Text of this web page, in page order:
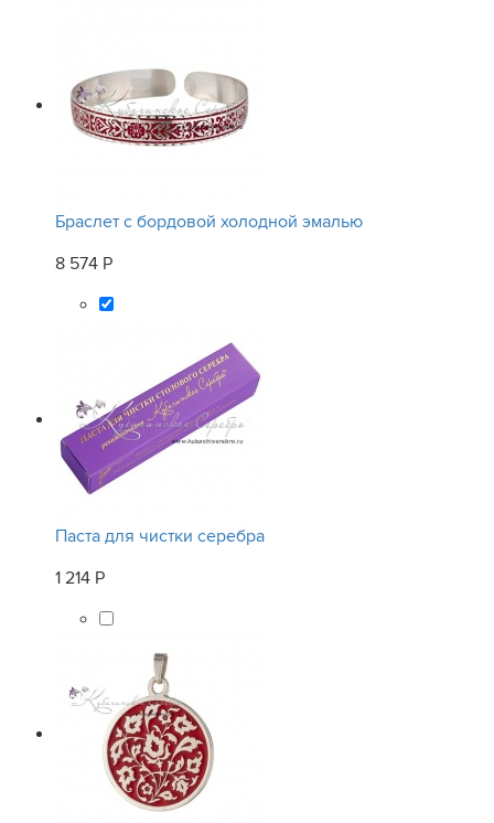
Браслет с бордовой холодной эмалью
8 574 Р
Паста для чистки серебра
1 214 Р